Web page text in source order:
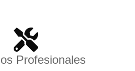
Profesionales